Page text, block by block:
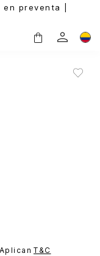
preventa |
Aplican T&C